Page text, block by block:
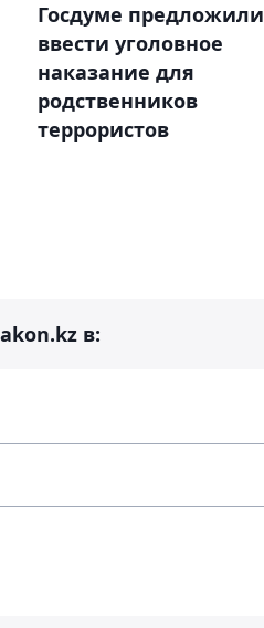
Госдуме предложили
ввести уголовное
наказание для
родственников
террористов
в: